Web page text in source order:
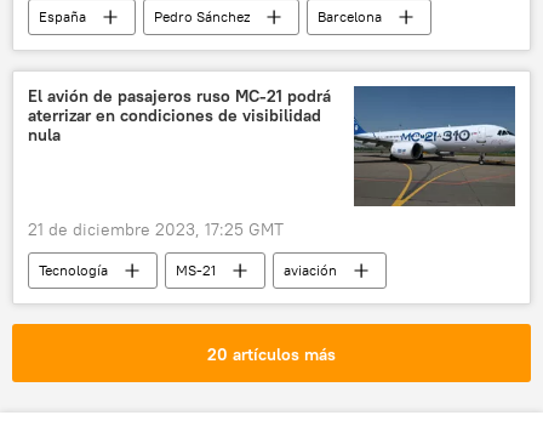
España Pedro Sánchez
Barcelona
🌍 Europa
computadoras
El avión de pasajeros ruso MC-21 podrá
aterrizar en condiciones de visibilidad
nula
21 de diciembre 2023, 17:25 GMT
Tecnología MS-21
aviación
MC-21
MC-21-300 Rusia
20 artículos más